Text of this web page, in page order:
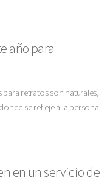
año para
para retratos son naturales,
se refleje a la persona
en un servicio de